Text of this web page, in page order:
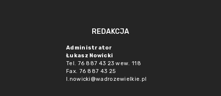
REDAKCJA
Administrator
Łukasz Nowicki
Tel. 76 887 43 23 wew. 118
Fax. 76 887 43 25
l.nowicki@wadrozewielkie.pl